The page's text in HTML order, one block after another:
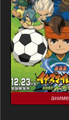
аниме